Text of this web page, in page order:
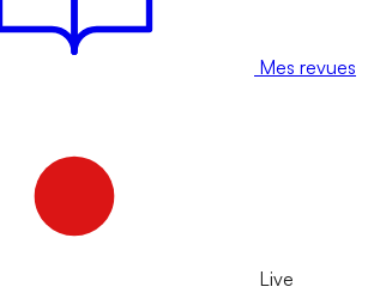
Mes revues
Live